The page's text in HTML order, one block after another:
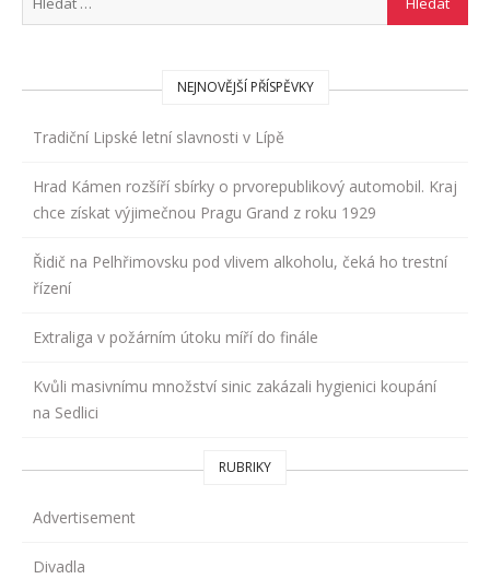
NEJNOVĚJŠÍ PŘÍSPĚVKY
Tradiční Lipské letní slavnosti v Lípě
Hrad Kámen rozšíří sbírky o prvorepublikový automobil. Kraj
chce získat výjimečnou Pragu Grand z roku 1929
Řidič na Pelhřimovsku pod vlivem alkoholu, čeká ho trestní
řízení
Extraliga v požárním útoku míří do finále
Kvůli masivnímu množství sinic zakázali hygienici koupání
na Sedlici
RUBRIKY
Advertisement
Divadla